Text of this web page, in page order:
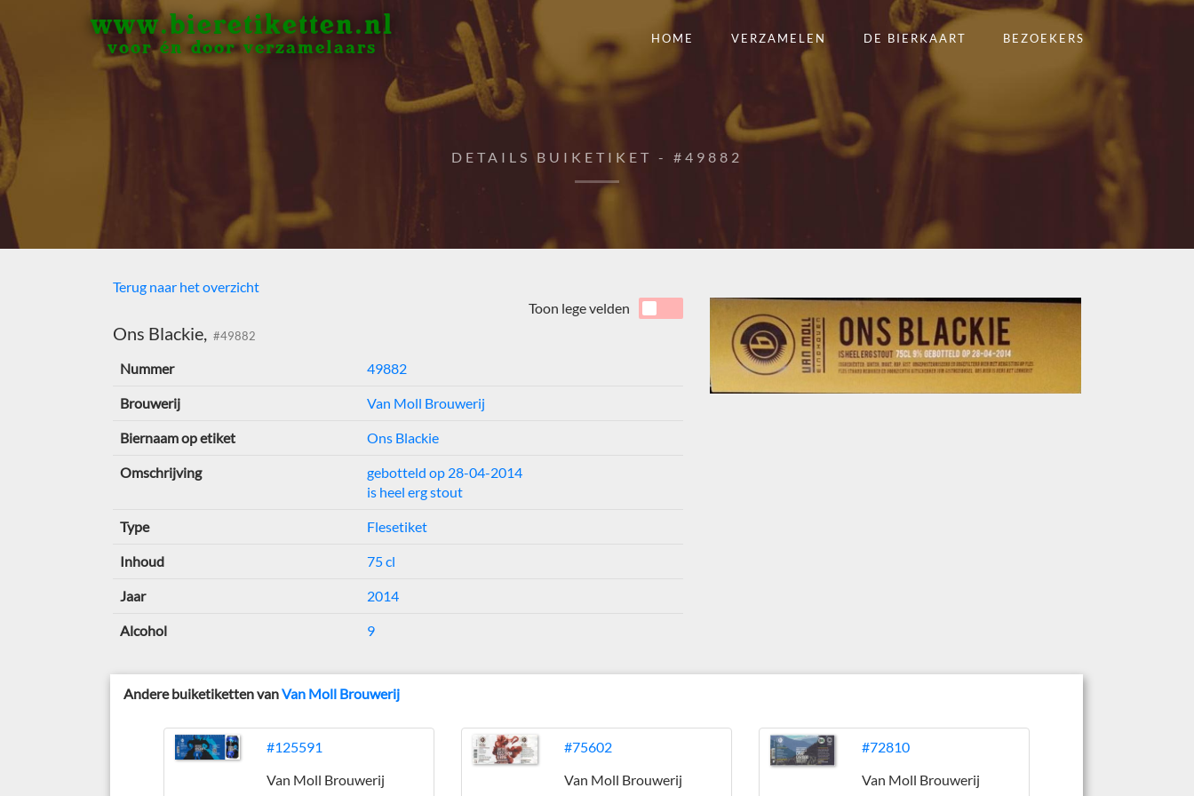
www.bieretiketten.nl
voor én door verzamelaars
HOME VERZAMELEN DE BIERKAART BEZOEKERS
DETAILS BUIKETIKET - #49882
Terug naar het overzicht
Ons Blackie, #49882
Toon lege velden
Nummer 49882
Brouwerij Van Moll Brouwerij
Biernaam op etiket Ons Blackie
Omschrijving
gebotteld op 28-04-2014
is heel erg stout
Type Flesetiket
Inhoud 75 cl
Jaar 2014
Alcohol 9
Andere buiketiketten vanVan Moll Brouwerij
#125591
Van Moll Brouwerij
#75602
Van Moll Brouwerij
#72810
Van Moll Brouwerij